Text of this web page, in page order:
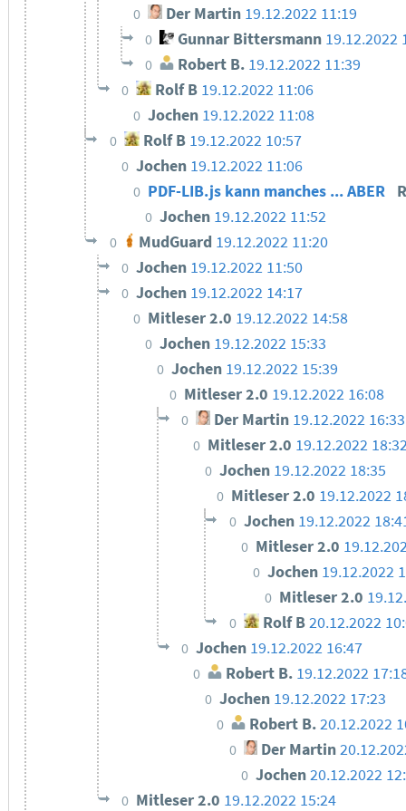
0 Der Martin 19.12.2022 11:19
0 Gunnar Bittersmann 19.12.2022
0 Robert B. 19.12.2022 11:39
0 Rolf B 19.12.2022 11:06
0 Jochen 19.12.2022 11:08
0 Rolf B 19.12.2022 10:57
0 Jochen 19.12.2022 11:06
0 PDF-LIB.js kann manches ... ABER
0 Jochen 19.12.2022 11:52
0 MudGuard 19.12.2022 11:20
0 Jochen 19.12.2022 11:50
0 Jochen 19.12.2022 14:17
0 Mitleser 2.0 19.12.2022 14:58
0 Jochen 19.12.2022 15:33
0 Jochen 19.12.2022 15:39
0 Mitleser 2.0 19.12.2022 16:08
0 Der Martin 19.12.2022 16:33
0 Mitleser 2.0 19.12.2022
0 Jochen 19.12.2022 18:35
0 Mitleser 2.0 19.12.2022
0 Jochen 19.12.2022
0 Mitleser 2.0
0 Jochen 19.12.2022
0 Mitleser 2.0
0 Rolf B20.12.2022
0 Jochen 19.12.2022 16:47
0 Robert B. 19.12.2022
0 Jochen 19.12.2022 17:23
0 Robert B.20.12.2022
0 Der Martin
0 Jochen20.12.2022
0 Mitleser 2.0 19.12.2022 15:24